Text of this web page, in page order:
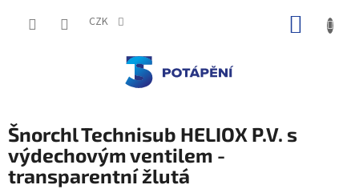
CZK
Šnorchl Technisub HELIOX P.V. s
výdechovým ventilem -
transparentní žlutá